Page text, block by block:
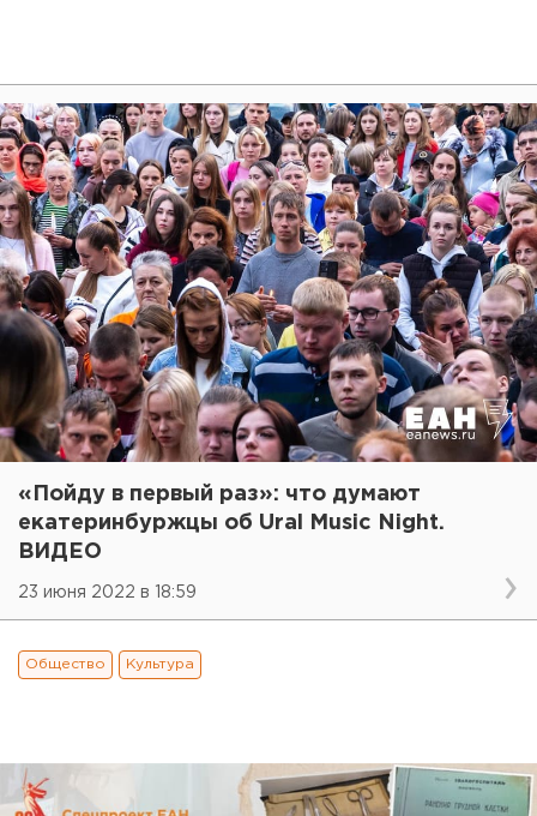
«Пойду в первый раз»: что думают
екатеринбуржцы об Ural Music Night.
ВИДЕО
23 июня 2022 в 18:59
Общество Культура